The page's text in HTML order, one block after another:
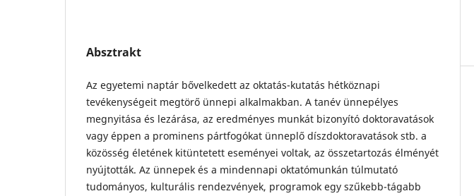
Absztrakt
Az egyetemi naptár bővelkedett az oktatás-kutatás hétköznapi
tevékenységeit megtörő ünnepi alkalmakban. A tanév ünnepélyes
megnyitása és lezárása, az eredményes munkát bizonyító doktoravatások
vagy éppen a prominens pártfogókat ünneplő díszdoktoravatások stb. a
közösség életének kitüntetett eseményei voltak, az összetartozás élményét
nyújtották. Az ünnepek és a mindennapi oktatómunkán túlmutató
tudományos, kulturális rendezvények, programok egy szűkebb-tágabb